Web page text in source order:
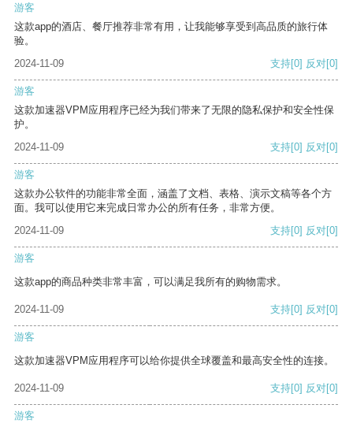
游客
这款app的酒店、餐厅推荐非常有用，让我能够享受到高品质的旅行体
验。
2024-11-09
支持[0] 反对[0]
游客
这款加速器VPM应用程序已经为我们带来了无限的隐私保护和安全性保
护。
2024-11-09
支持[0] 反对[0]
游客
这款办公软件的功能非常全面，涵盖了文档、表格、演示文稿等各个方
面。我可以使用它来完成日常办公的所有任务，非常方便。
2024-11-09
支持[0] 反对[0]
游客
这款app的商品种类非常丰富，可以满足我所有的购物需求。
2024-11-09 支持[0] 反对[0]
游客
这款加速器VPM应用程序可以给你提供全球覆盖和最高安全性的连接。
2024-11-09 支持[0] 反对[0]
游客